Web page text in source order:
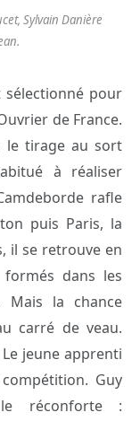
Sylvain Danière
sélectionné pour
de France.
le tirage au sort
à réaliser
rafle
puis Paris, la
il se retrouve en
dans les
Mais la chance
carré de veau.
jeune apprenti
Guy
réconforte :